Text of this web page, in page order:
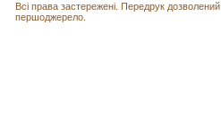
Всі права застережені. Передрук
першоджерело.